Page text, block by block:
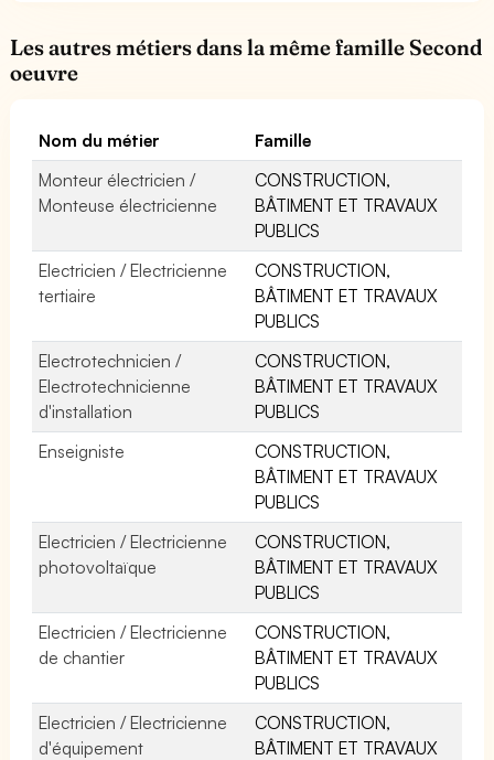
Les autres métiers dans la même famille Second
oeuvre
Nom du métier
Famille
Monteur électricien /
Monteuse électricienne
CONSTRUCTION,
BÂTIMENT ET TRAVAUX
PUBLICS
Electricien / Electricienne
tertiaire
CONSTRUCTION,
BÂTIMENT ET TRAVAUX
PUBLICS
Electrotechnicien /
Electrotechnicienne
d'installation
CONSTRUCTION,
BÂTIMENT ET TRAVAUX
PUBLICS
Enseigniste
CONSTRUCTION,
BÂTIMENT ET TRAVAUX
PUBLICS
Electricien / Electricienne
photovoltaïque
CONSTRUCTION,
BÂTIMENT ET TRAVAUX
PUBLICS
Electricien / Electricienne
de chantier
CONSTRUCTION,
BÂTIMENT ET TRAVAUX
PUBLICS
Electricien / Electricienne
d'équipement
CONSTRUCTION,
BÂTIMENT ET TRAVAUX